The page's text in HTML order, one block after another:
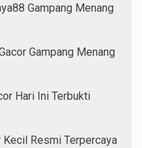
Gampang Menang
Gampang Menang
Hari Ini Terbukti
Resmi Terpercaya